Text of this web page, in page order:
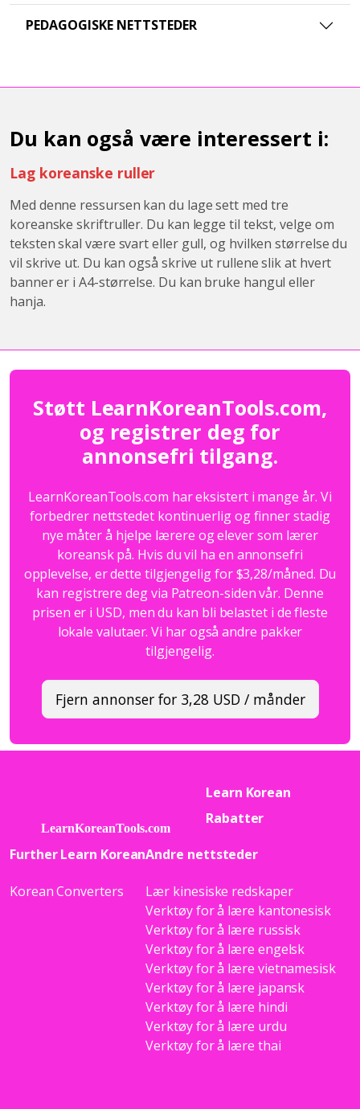
PEDAGOGISKE NETTSTEDER
Du kan også være interessert i:
Lag koreanske ruller
Med denne ressursen kan du lage sett med tre
koreanske skriftruller. Du kan legge til tekst, velge om
teksten skal være svart eller gull, og hvilken størrelse du
vil skrive ut. Du kan også skrive ut rullene slik at hvert
banner er i A4-størrelse. Du kan bruke hangul eller
hanja.
Støtt LearnKoreanTools.com,
og registrer deg for
annonsefri tilgang.
LearnKoreanTools.com har eksistert i mange år. Vi
forbedrer nettstedet kontinuerlig og finner stadig
nye måter å hjelpe lærere og elever som lærer
koreansk på. Hvis du vil ha en annonsefri
opplevelse, er dette tilgjengelig for $3,28/måned. Du
kan registrere deg via Patreon-siden vår. Denne
prisen er i USD, men du kan bli belastet i de fleste
lokale valutaer. Vi har også andre pakker
tilgjengelig.
Fjern annonser for 3,28 USD / månder
Learn Korean
Rabatter
Further Learn Korean
Korean Converters
Andre nettsteder
Lær kinesiske redskaper
Verktøy for å lære kantonesisk
Verktøy for å lære russisk
Verktøy for å lære engelsk
Verktøy for å lære vietnamesisk
Verktøy for å lære japansk
Verktøy for å lære hindi
Verktøy for å lære urdu
Verktøy for å lære thai